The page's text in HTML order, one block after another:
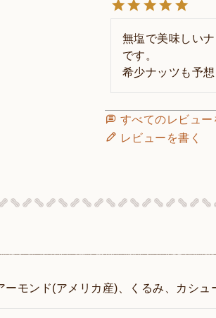
無塩で美味しい
です。
希少ナッツも予
すべてのレビュー
レビューを書く
ーモンド(アメリカ産)、くるみ、カシ